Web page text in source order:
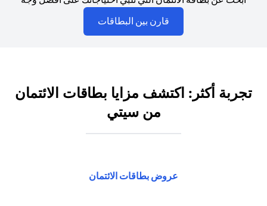
قارن بين البطاقات
تجربة أكثر: اكتشف مزايا بطاقات الائتمان
من سيتي
عروض بطاقات الائتمان